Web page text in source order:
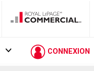
CONNEXION